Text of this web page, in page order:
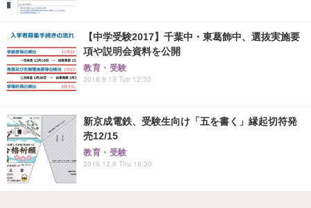
【中学受験2017】千葉中・東葛飾中、選抜実施要
項や説明会資料を公開
教育・受験
2016.9.13 Tue 12:30
新京成電鉄、受験生向け「五を書く」縁起切符発
売12/15
教育・受験
2016.12.8 Thu 16:30